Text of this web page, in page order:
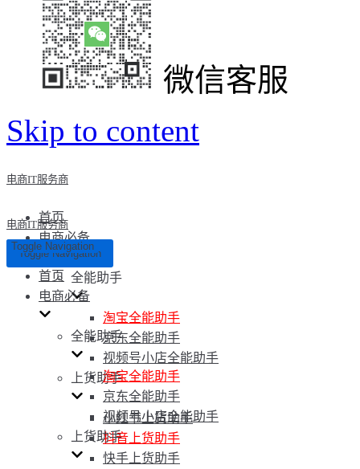
微信客服
Skip to content
电商IT服务商
首页
电商必备
全能助手
淘宝全能助手
京东全能助手
视频号小店全能助手
上货助手
小红书上货助手
抖音上货助手
快手上货助手
电商IT服务商
Toggle Navigation
Toggle Navigation
首页
电商必备
全能助手
淘宝全能助手
京东全能助手
视频号小店全能助手
上货助手